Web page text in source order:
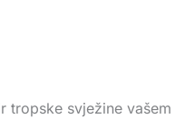
tropske svježine vašem